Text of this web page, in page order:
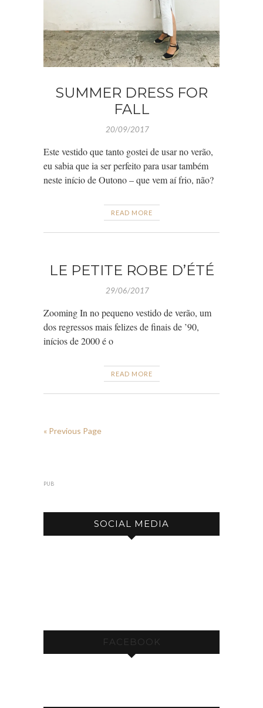
SUMMER DRESS FOR
FALL
20/09/2017
Este vestido que tanto gostei de usar no verão,
eu sabia que ia ser perfeito para usar também
neste início de Outono – que vem aí frio, não?
READ MORE
LE PETITE ROBE D’ÉTÉ
29/06/2017
Zooming In no pequeno vestido de verão, um
dos regressos mais felizes de finais de ’90,
inícios de 2000 é o
READ MORE
« Previous Page
PUB
SOCIAL MEDIA
FACEBOOK